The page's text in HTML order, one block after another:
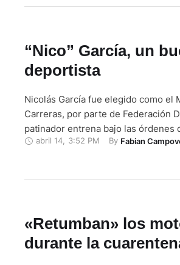
“Nico” García, un
deportista
Nicolás García fue elegido como el
Carreras, por parte de Federación
patinador entrena bajo las órdenes
Astudillo. El estudiante de la
abril 14, 3:52 PM By Fabian
«Retumban» los
durante la